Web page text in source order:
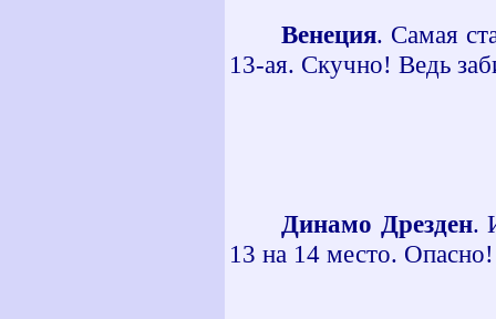
Венеция. Самая
13-ая. Скучно! Ведь
Динамо Дрезден.
13 на 14 место.